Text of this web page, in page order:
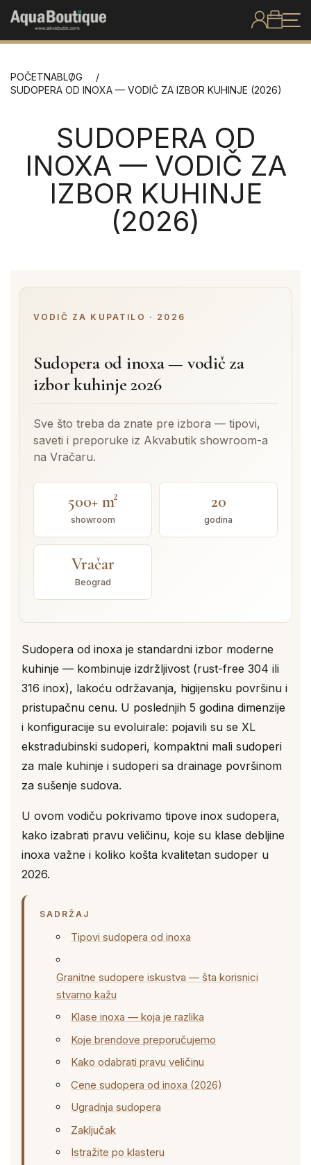
POČETNABLOG
SUDOPERA OD INOXA — VODIČ ZA IZBOR KUHINJE (2026)
SUDOPERA OD
INOXA — VODIČ ZA
IZBOR KUHINJE
(2026)
VODIČ ZA KUPATILO · 2026
Sudopera od inoxa — vodič za
izbor kuhinje 2026
Sve što treba da znate pre izbora — tipovi,
saveti i preporuke iz Akvabutik showroom-a
na Vračaru.
500+ m²
showroom
20
godina
Vračar
Beograd
Sudopera od inoxa je standardni izbor moderne
kuhinje — kombinuje izdržljivost (rust-free 304 ili
316 inox), lakoću održavanja, higijensku površinu i
pristupačnu cenu. U poslednjih 5 godina dimenzije
i konfiguracije su evoluirale: pojavili su se XL
ekstradubinski sudoperi, kompaktni mali sudoperi
za male kuhinje i sudoperi sa drainage površinom
za sušenje sudova.
U ovom vodiču pokrivamo tipove inox sudopera,
kako izabrati pravu veličinu, koje su klase debljine
inoxa važne i koliko košta kvalitetan sudoper u
2026.
SADRŽAJ
Tipovi sudopera od inoxa
Granitne sudopere iskustva — šta korisnici
stvarno kažu
Klase inoxa — koja je razlika
Koje brendove preporučujemo
Kako odabrati pravu veličinu
Cene sudopera od inoxa (2026)
Ugradnja sudopera
Zaključak
Istražite po klasteru